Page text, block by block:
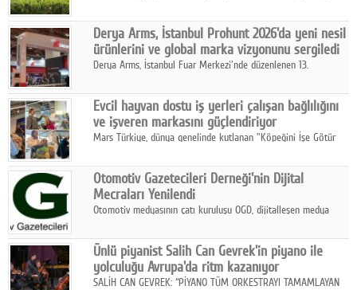
SOSYAL MEDYA
Facebook
Twitter
Google Plus
© 2026 TÜM HAKLARI SAKLIDIR
Midilli hattının resmi açılışı gerçekleştirildi.
Derya Arms, İstanbul Prohunt 2026'da yeni nesil
ürünlerini ve global marka vizyonunu sergiledi
Derya Arms, İstanbul Fuar Merkezi'nde düzenlenen 13.
Fuarı'nda sektör profesyonelleri, iş ortakları, bayiler ve son
kullanıcılarla bir araya geldi.
Evcil hayvan dostu iş yerleri çalışan bağlılığını
ve işveren markasını güçlendiriyor
Mars Türkiye, dünya genelinde kutlanan "Köpeğini İşe Götür
çalışan bağlılığı, iyi olma hali ve işveren markası üzerindeki
etkisine dikkat çekti.
Otomotiv Gazetecileri Derneği'nin Dijital
Mecraları Yenilendi
Otomotiv medyasının çatı kuruluşu OGD, dijitalleşen medya
hedefiyle internet sitesini ve sosyal medya kanallarını yeniledi.
Ünlü piyanist Salih Can Gevrek'in piyano ile
yolculuğu Avrupa'da ritm kazanıyor
SALİH CAN GEVREK: “PİYANO TÜM ORKESTRAYI TAMAMLAYAN